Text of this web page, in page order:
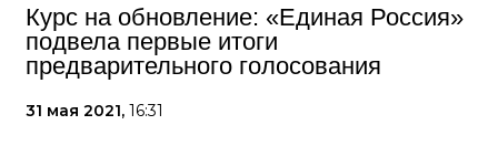
Курс на обновление: «Единая Россия»
подвела первые итоги
предварительного голосования
31 мая 2021, 16:31